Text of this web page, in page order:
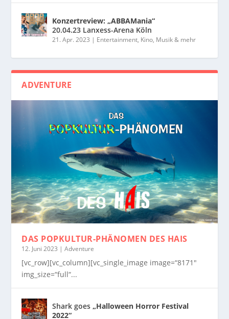
Konzertreview: „ABBAMania“
20.04.23 Lanxess-Arena Köln
21. Apr. 2023 | Entertainment, Kino, Musik & mehr
ADVENTURE
DAS POPKULTUR-PHÄNOMEN DES HAIS
12. Juni 2023 |Adventure
[vc_row][vc_column][vc_single_image image=“8171″
img_size=“full“...
Shark goes„Halloween Horror Festival
2022“